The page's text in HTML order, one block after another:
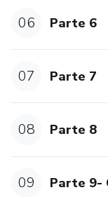
06 Parte 6
07 Parte 7
08 Parte 8
09 Parte 9-